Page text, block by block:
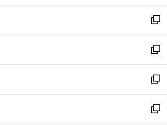
し
い
ウ
ィ
ン
ド
ウ
で
新
し
い
ウ
ィ
ン
ド
新
し
い
ウ
ィ
新
し
い
新